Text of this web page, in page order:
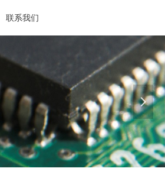
联系我们
넲